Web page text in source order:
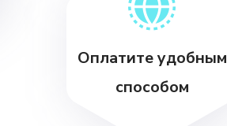
Оплатите удобным
способом